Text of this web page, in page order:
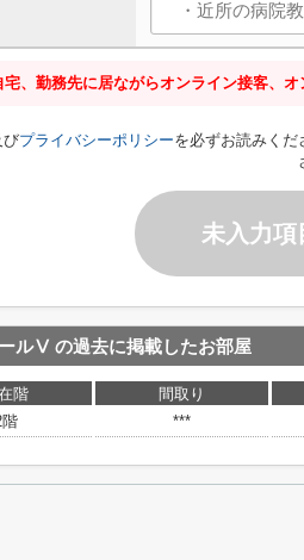
、勤務先に居ながらオンライン接客、
びプライバシーポリシーを必ずお読みく
未入力項
ルⅤ の過去に掲載したお部屋
階 間取り
***